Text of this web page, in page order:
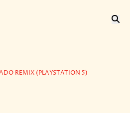
REMIX (PLAYSTATION 5)